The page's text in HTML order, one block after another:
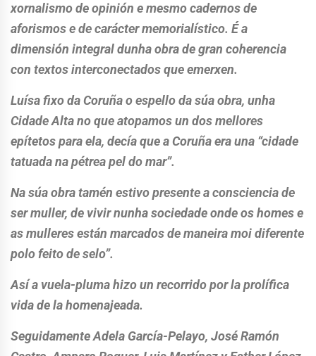
xornalismo de opinión e mesmo cadernos de
aforismos e de carácter memorialístico. É a
dimensión integral dunha obra de gran coherencia
con textos interconectados que emerxen.
Luísa fixo da Coruña o espello da súa obra, unha
Cidade Alta no que atopamos un dos mellores
epítetos para ela, decía que a Coruña era una “cidade
tatuada na pétrea pel do mar”.
Na súa obra tamén estivo presente a consciencia de
ser muller, de vivir nunha sociedade onde os homes e
as mulleres están marcados de maneira moi diferente
polo feito de selo”.
Así a vuela-pluma hizo un recorrido por la prolífica
vida de la homenajeada.
Seguidamente Adela García-Pelayo, José Ramón